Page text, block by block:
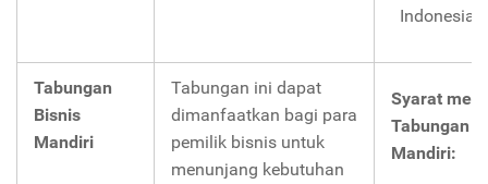
Indonesia
Tabungan
Bisnis
Mandiri
Tabungan ini dapat
dimanfaatkan bagi para
pemilik bisnis untuk
menunjang kebutuhan
Syarat
Tabungan
Mandiri: